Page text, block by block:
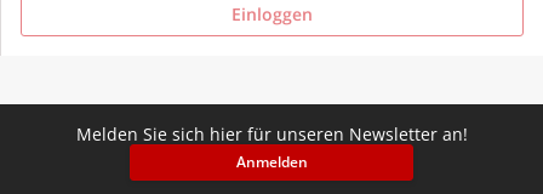
Einloggen
Melden Sie sich hier für unseren Newsletter an!
Anmelden